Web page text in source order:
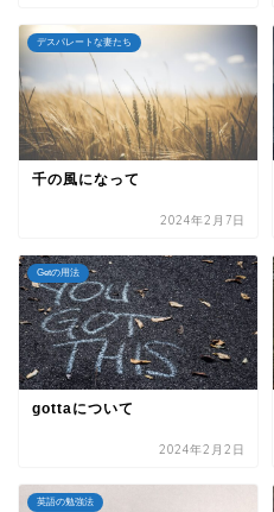
デスパレートな妻たち
千の風になって
2024年2月7日
Getの用法
gottaについて
2024年2月2日
英語の勉強法